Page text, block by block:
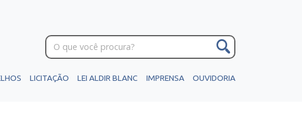
LICITAÇÃO LEI ALDIR BLANC IMPRENSA OUVIDORIA